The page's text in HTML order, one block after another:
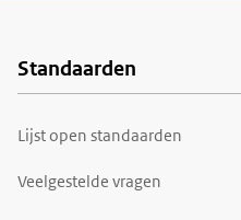
Voet
Standaarden
Lijst open standaarden
Veelgestelde vragen